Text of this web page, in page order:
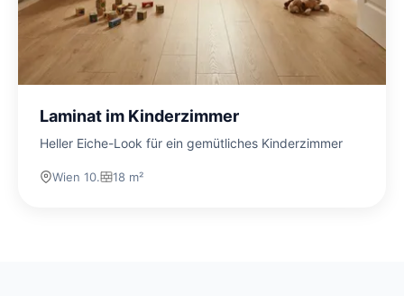
Laminat im Kinderzimmer
Heller Eiche-Look für ein gemütliches Kinderzimmer
Wien 10. 18 m²